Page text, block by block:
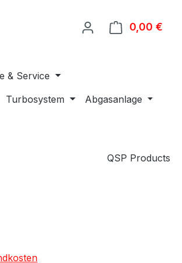
0,00 €
& Service
Turbosystem Abgasanlage
QSP Products